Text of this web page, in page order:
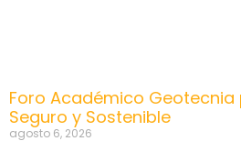
Foro Académico
Seguro y Sostenible
agosto 6, 2026